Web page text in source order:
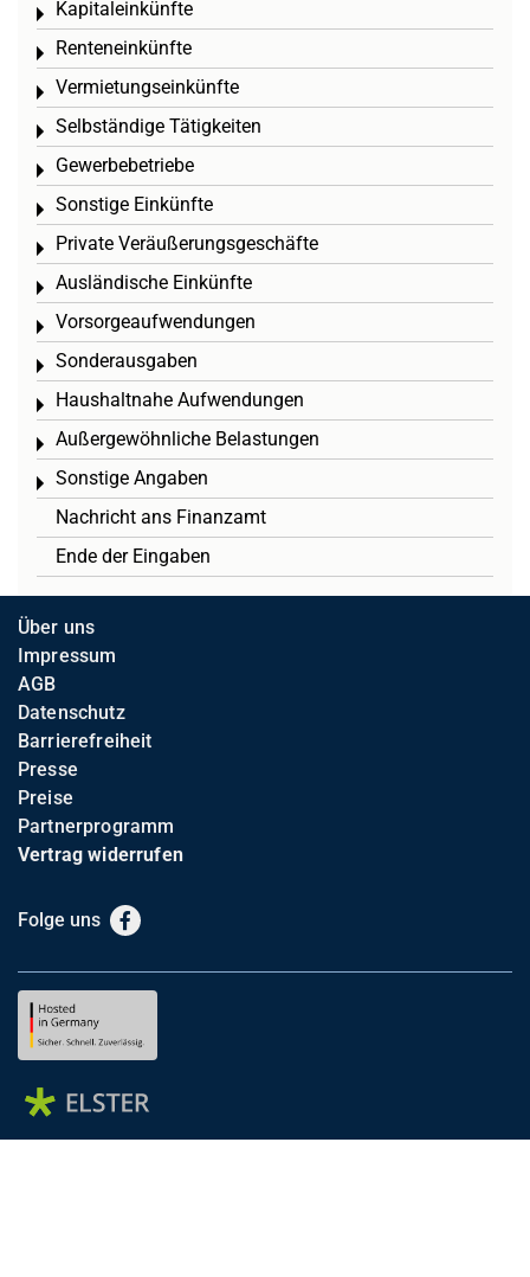
Kapitaleinkünfte
Toggle menu
Renteneinkünfte
Toggle menu
Vermietungseinkünfte
Toggle menu
Selbständige Tätigkeiten
Toggle menu
Gewerbebetriebe
Toggle menu
Sonstige Einkünfte
Toggle menu
Private Veräußerungsgeschäfte
Toggle menu
Ausländische Einkünfte
Toggle menu
Vorsorgeaufwendungen
Toggle menu
Sonderausgaben
Toggle menu
Haushaltnahe Aufwendungen
Toggle menu
Außergewöhnliche Belastungen
Toggle menu
Sonstige Angaben
Toggle menu
Nachricht ans Finanzamt
Ende der Eingaben
Über uns
Impressum
AGB
Datenschutz
Barrierefreiheit
Presse
Preise
Partnerprogramm
Vertrag widerrufen
Folge uns Facebook